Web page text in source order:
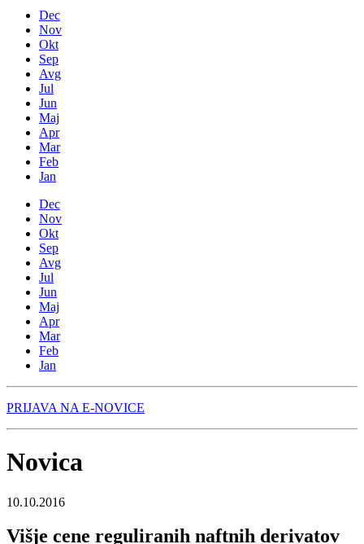
Dec
Nov
Okt
Sep
Avg
Jul
Jun
Maj
Apr
Mar
Feb
Jan
Dec
Nov
Okt
Sep
Avg
Jul
Jun
Maj
Apr
Mar
Feb
Jan
PRIJAVA NA E-NOVICE
Novica
10.10.2016
Višje cene reguliranih naftnih derivatov